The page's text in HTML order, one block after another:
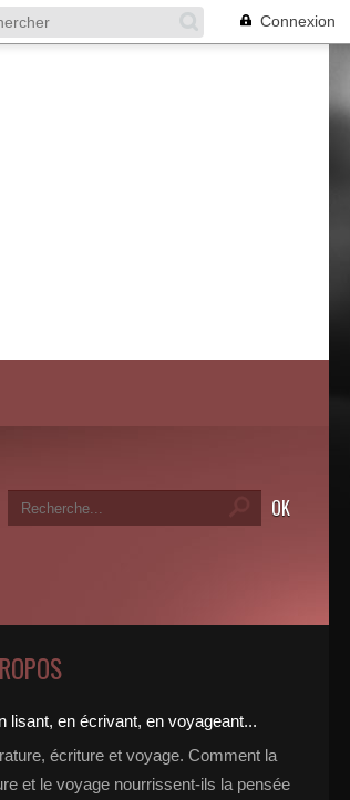
Connexion
écriture et voyage. Comment la
et le voyage nourrissent-ils la pensée